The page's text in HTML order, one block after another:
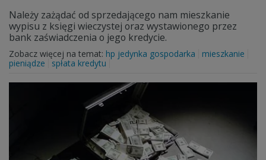
Należy zażądać od sprzedającego nam mieszkanie
wypisu z księgi wieczystej oraz wystawionego przez
bank zaświadczenia o jego kredycie.
Zobacz więcej na temat: hp jedynka gospodarka
mieszkanie
pieniądze
spłata kredytu